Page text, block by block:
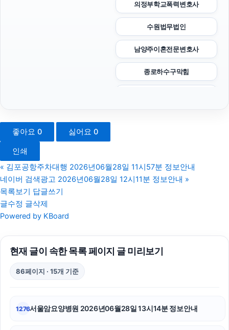
의정부학교폭력변호사
수원법무법인
남양주이혼전문변호사
종로하수구막힘
이혼전문변호사
부산흥신소
좋아요 0 싫어요 0
인쇄
« 김포공항주차대행 2026년06월28일 11시57분 정보안내
네이버 검색광고 2026년06월28일 12시11분 정보안내 »
목록보기 답글쓰기
글수정 글삭제
Powered by KBoard
현재 글이 속한 목록 페이지 글 미리보기
86페이지 · 15개 기준
1276서울암요양병원 2026년06월28일 13시14분 정보안내